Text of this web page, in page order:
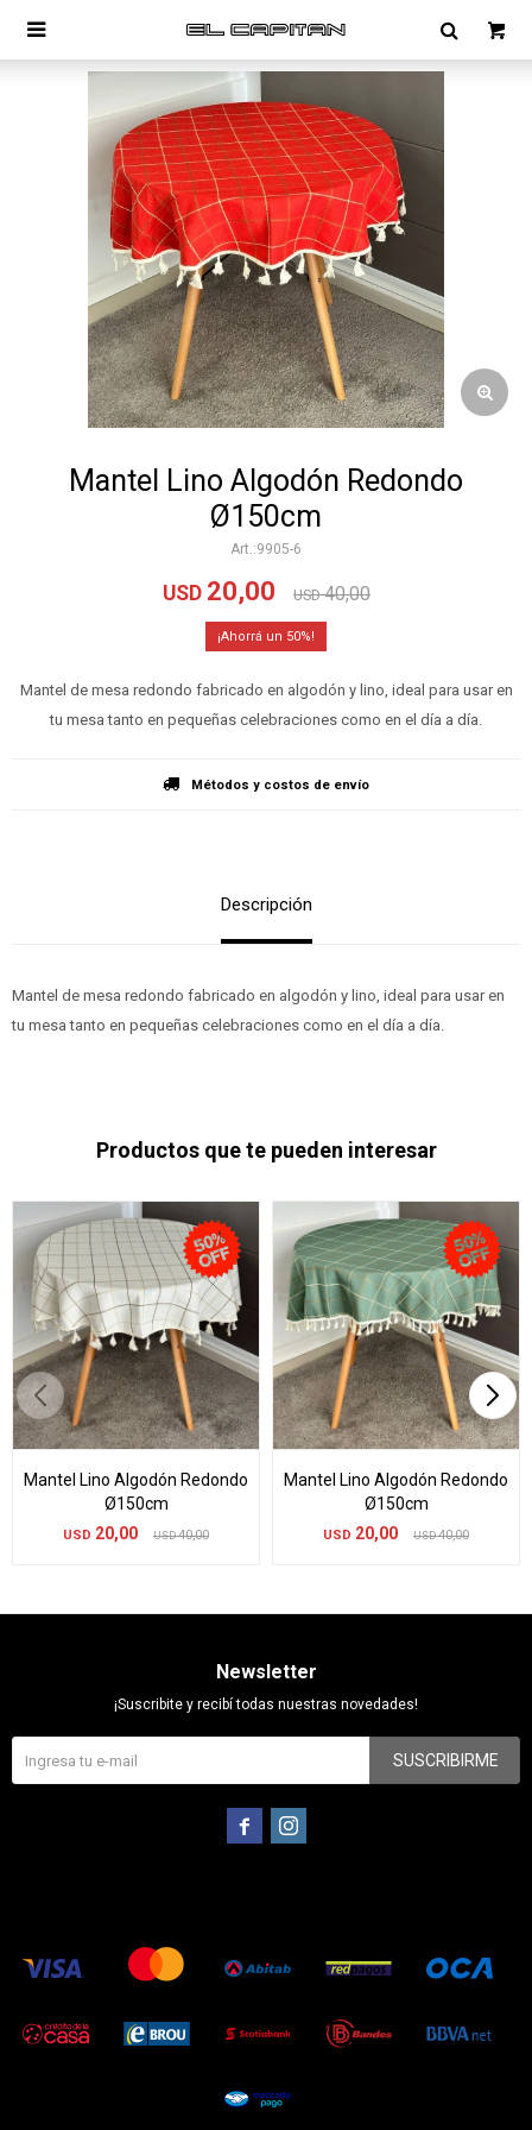

Mantel Lino Algodón Redondo
Ø150cm
9905-6
USD 20,00 USD 40,00
50
Mantel de mesa redondo fabricado en algodón y lino, ideal para usar en
tu mesa tanto en pequeñas celebraciones como en el día a día.
Métodos y costos de envío
Descripción
Mantel de mesa redondo fabricado en algodón y lino, ideal para usar en
tu mesa tanto en pequeñas celebraciones como en el día a día.
Productos que te pueden interesar
Mantel Lino Algodón Redondo
Ø150cm
USD 20,00 USD 40,00
Mantel Lino Algodón Redondo
Ø150cm
USD 20,00 USD 40,00
Newsletter
¡Suscribite y recibí todas nuestras novedades!
SUSCRIBIRME
 